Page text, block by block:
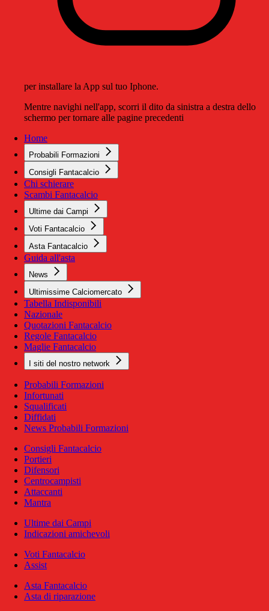
per installare la App sul tuo Iphone.
Mentre navighi nell'app, scorri il dito da sinistra a destra dello
schermo per tornare alle pagine precedenti
Home
Probabili Formazioni
Consigli Fantacalcio
Chi schierare
Scambi Fantacalcio
Ultime dai Campi
Voti Fantacalcio
Asta Fantacalcio
Guida all'asta
News
Ultimissime Calciomercato
Tabella Indisponibili
Nazionale
Quotazioni Fantacalcio
Regole Fantacalcio
Maglie Fantacalcio
I siti del nostro network
Probabili Formazioni
Infortunati
Squalificati
Diffidati
News Probabili Formazioni
Consigli Fantacalcio
Portieri
Difensori
Centrocampisti
Attaccanti
Mantra
Ultime dai Campi
Indicazioni amichevoli
Voti Fantacalcio
Assist
Asta Fantacalcio
Asta di riparazione